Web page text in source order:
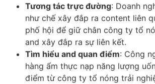
Tương tác trực đường: Doanh
như chế xây đắp ra content liên
phố hội để giữ chân công ty tổ
and xây đắp ra sự liên kết.
Tìm hiểu and quan điểm: Công
hàng ẩm thực nạp năng lượng
điểm từ công ty tổ nóng trải